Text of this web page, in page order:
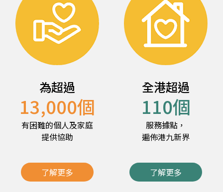
為超過
13,000個
有困難的個人及家庭
提供協助
了解更多
全港超過
110個
服務據點，
遍佈港九新界
了解更多